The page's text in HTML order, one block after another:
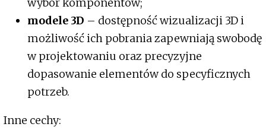
wybór komponentów;
modele 3D – dostępność wizualizacji 3D i
możliwość ich pobrania zapewniają swobodę
w projektowaniu oraz precyzyjne
dopasowanie elementów do specyficznych
potrzeb.
Inne cechy: